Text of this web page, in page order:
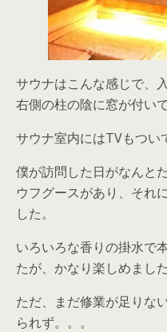
サウナはこんな感じで、
右側の柱の陰に窓が付いて
サウナ室内にはTVもつい
僕が訪問した日がなんと
ウフグースがあり、それ
した。
いろいろな香りの掛水で
たが、かなり楽しめました
ただ、まだ修業が足りな
られず。。。